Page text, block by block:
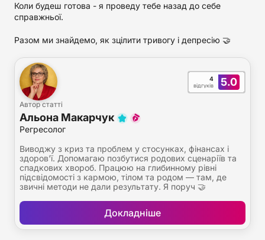
Коли будеш готова - я проведу тебе назад до себе
справжньої.
Разом ми знайдемо, як зцілити тривогу і депресію 🤝
Автор статті
Альона Макарчук
Регресолог
5.0
4
відгуків
Докладніше
Виводжу з криз та проблем у стосунках, фінансах і
здоров'ї. Допомагаю позбутися родових сценаріїв та
спадкових хвороб. Працюю на глибинному рівні
підсвідомості з кармою, тілом та родом — там, де
звичні методи не дали результату. Я поруч 🤝